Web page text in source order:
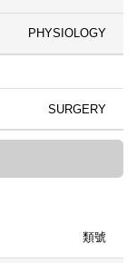
PHYSIOLOGY
SURGERY
類號